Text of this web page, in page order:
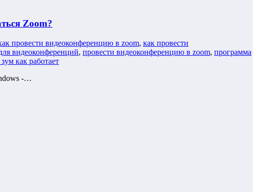
Zoom?
провести видеоконференцию в zoom, как провести
видеоконференций, провести видеоконференцию в zoom, программа
как работает
-…